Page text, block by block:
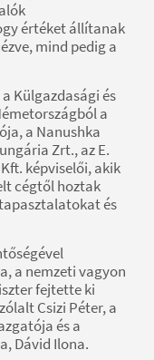
értéket állítanak
mind pedig a
Külgazdasági és
a
a Nanushka
Zrt., az E.
képviselői, akik
cégtől hoztak
és
a nemzeti vagyon
fejtette ki
Csizi Péter, a
és a
Dávid Ilona.